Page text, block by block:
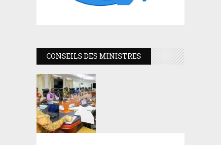
CONSEILS DES MINISTRES